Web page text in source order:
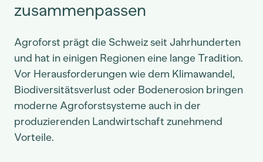
zusammenpassen
Agroforst prägt die Schweiz seit Jahrhunderten
und hat in einigen Regionen eine lange Tradition.
Vor Herausforderungen wie dem Klimawandel,
Biodiversitätsverlust oder Bodenerosion bringen
moderne Agroforstsysteme auch in der
produzierenden Landwirtschaft zunehmend
Vorteile.